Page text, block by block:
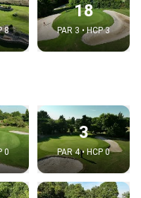
8
18
PAR 3 • HCP 3
0
3
PAR 4 • HCP 0